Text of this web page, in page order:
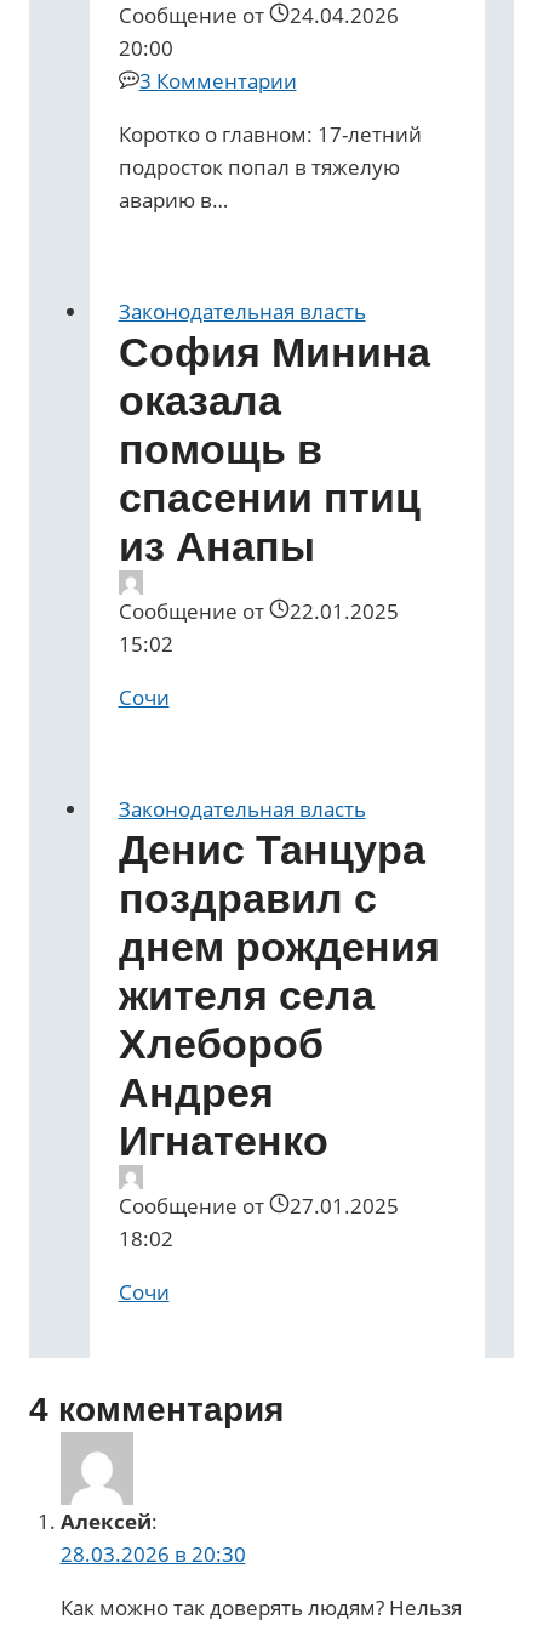
Сообщение от
24.04.2026
20:00
3 Комментарии
Коротко о главном: 17-летний
подросток попал в тяжелую
аварию в…
Законодательная власть
София Минина
оказала
помощь в
спасении птиц
из Анапы
Сообщение от
22.01.2025
15:02
Сочи
Законодательная власть
Денис Танцура
поздравил с
днем рождения
жителя села
Хлебороб
Андрея
Игнатенко
Сообщение от
27.01.2025
18:02
Сочи
4 комментария
Алексей:
28.03.2026 в 20:30
Как можно так доверять людям? Нельзя